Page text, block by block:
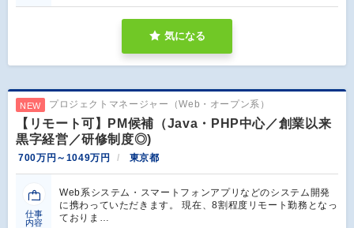
気になる
NEW プロジェクトマネージャー（Web・オープン系）
【リモート可】PM候補（Java・PHP中心／創業以来
黒字経営／研修制度◎)
700万円～1049万円 東京都
仕事
内容
Web系システム・スマートフォンアプリなどのシステム開発
に携わっていただきます。 現在、8割程度リモート勤務となっ
ておりま…